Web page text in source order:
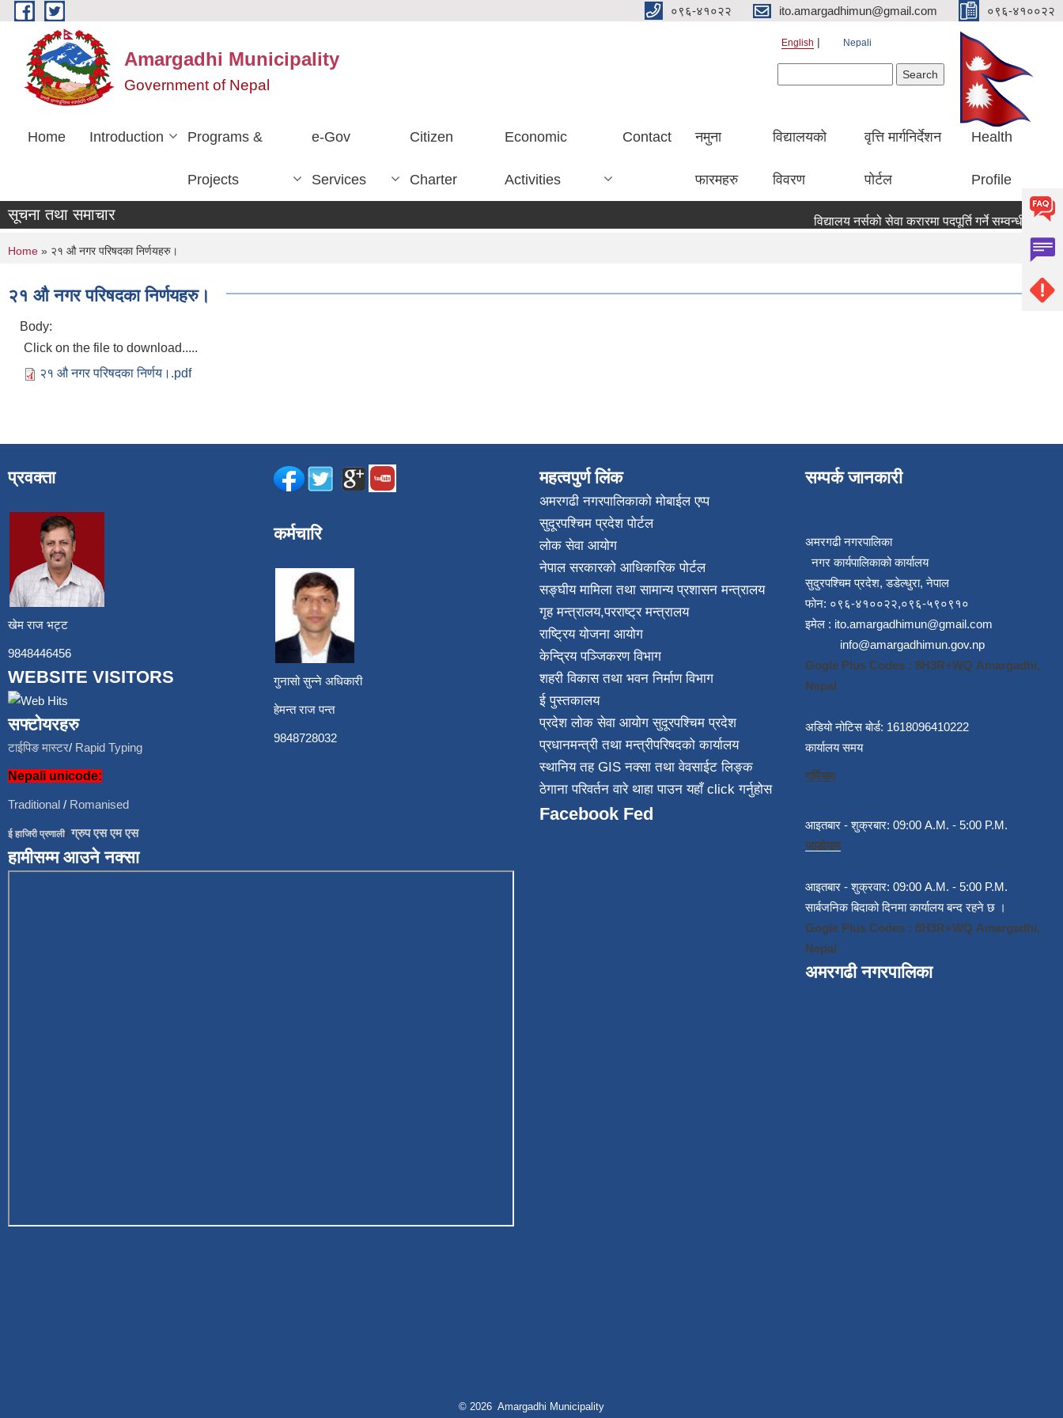
Skip to main content ०९६-४१०२२ ito.amargadhimun@gmail.com ०९६-४१००२२
Amargadhi Municipality
Government of Nepal
English Nepali
Home Introduction Programs &
Projects
e-Gov
Services
Citizen
Charter
Economic
Activities
Contact नमुना
फारमहरु
विद्यालयको
विवरण
वृत्ति मार्गनिर्देशन
पोर्टल
Health
Profile
सूचना तथा समाचार विद्यालय नर्सको सेवा करारमा पदपूर्ति गर्ने सम्वन्धी सूचना
You are here
Home » २१ औ नगर परिषदका निर्णयहरु।
२१ औ नगर परिषदका निर्णयहरु।
Body:
Click on the file to download.....
२१ औ नगर परिषदका निर्णय।.pdf
प्रवक्ता
खेम राज भट्ट
9848446456
WEBSITE VISITORS
सफ्टोयरहरु
टाईपिङ मास्टर/ Rapid Typing
Nepali unicode:
Traditional / Romanised
ई हाजिरी प्रणाली/ग्रुप एस एम एस
हामीसम्म आउने नक्सा
कर्मचारि
गुनासो सुन्ने अधिकारी
हेमन्त राज पन्त
9848728032
महत्वपुर्ण लिंक
अमरगढी नगरपालिकाको मोबाईल एप्प
सुदूरपश्चिम प्रदेश पोर्टल
लोक सेवा आयोग
नेपाल सरकारको आधिकारिक पोर्टल
सङ्घीय मामिला तथा सामान्य प्रशासन मन्त्रालय
गृह मन्त्रालय,परराष्ट्र मन्त्रालय
राष्ट्रिय योजना आयोग
केन्द्रिय पञ्जिकरण विभाग
शहरी विकास तथा भवन निर्माण विभाग
ई पुस्तकालय
प्रदेश लोक सेवा आयोग सुदूरपश्चिम प्रदेश
प्रधानमन्त्री तथा मन्त्रीपरिषदको कार्यालय
स्थानिय तह GIS नक्सा तथा वेवसाईट लिङ्क
ठेगाना परिवर्तन वारे थाहा पाउन यहाँ click गर्नुहोस
Facebook Fed
सम्पर्क जानकारी
अमरगढी नगरपालिका
नगर कार्यपालिकाको कार्यालय
सुदुरपश्चिम प्रदेश, डडेल्धुरा, नेपाल
फोन: ०९६-४१००२२,०९६-५९०९१०
इमेल : ito.amargadhimun@gmail.com
info@amargadhimun.gov.np
Gogle Plus Codes : 8H3R+WQ Amargadhi,
Nepal
अडियो नोटिस बोर्ड: 1618096410222
कार्यालय समय
गर्मियाम
आइतबार - शुक्रबार: 09:00 A.M. - 5:00 P.M.
जाडोयाम
आइतबार - शुक्रवार: 09:00 A.M. - 5:00 P.M.
सार्बजनिक बिदाको दिनमा कार्यालय बन्द रहने छ ।
Gogle Plus Codes : 8H3R+WQ Amargadhi,
Nepal
अमरगढी नगरपालिका
© 2026 Amargadhi Municipality